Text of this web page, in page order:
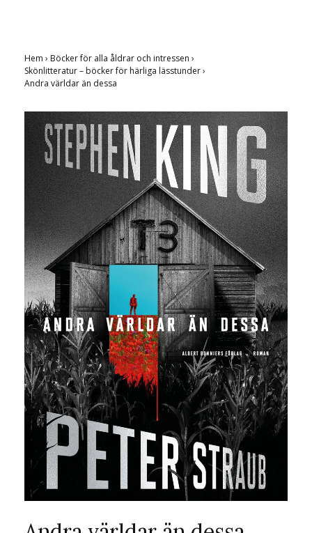
Hem › Böcker för alla åldrar och intressen ›
Skönlitteratur – böcker för härliga lässtunder›
Andra världar än dessa